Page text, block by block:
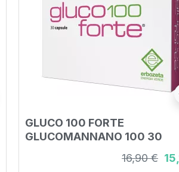
GLUCO 100 FORTE
GLUCOMANNANO 100 30
16,90 €